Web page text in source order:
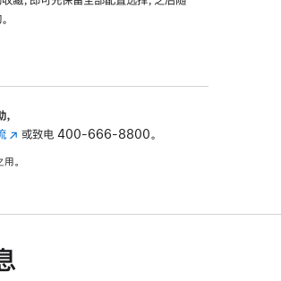
(在 或致电400-666-8800。
。